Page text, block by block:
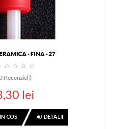
- FINA - 27
Recenzie(i)
lei
COS DETALII